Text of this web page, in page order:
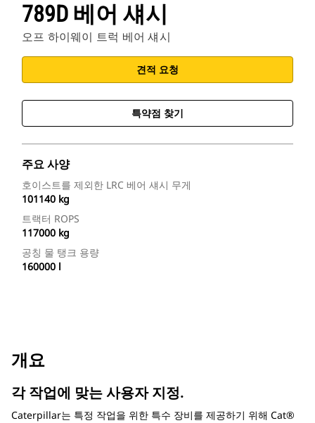
789D 베어 섀시
오프 하이웨이 트럭 베어 섀시
견적 요청
특약점 찾기
주요 사양
호이스트를 제외한 LRC 베어 섀시 무게
101140 kg
트랙터 ROPS
117000 kg
공칭 물 탱크 용량
160000 l
개요
각 작업에 맞는 사용자 지정.
Caterpillar는 특정 작업을 위한 특수 장비를 제공하기 위해 Cat®